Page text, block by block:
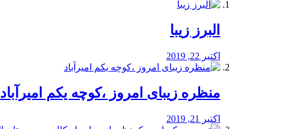
البرز زیبا
اکتبر 22, 2019
منظره‌‌ زیبای امروز ،کوچه یکم امیرآباد
اکتبر 21, 2019